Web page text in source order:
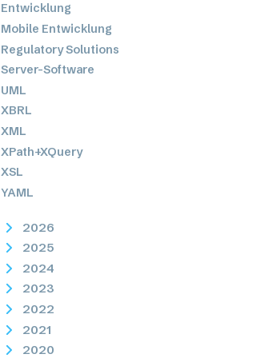
Entwicklung
Mobile Entwicklung
Regulatory Solutions
Server-Software
UML
XBRL
XML
XPath+XQuery
XSL
YAML
2026
2025
2024
2023
2022
2021
2020